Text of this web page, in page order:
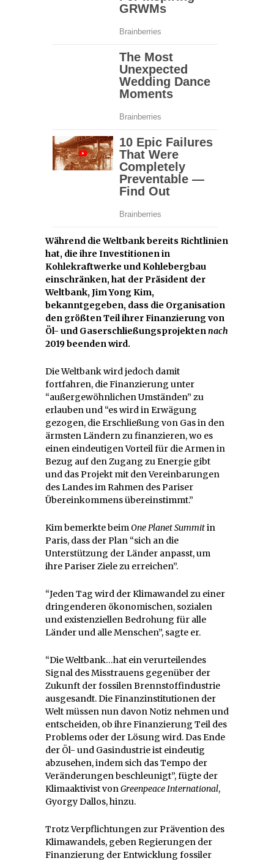
Während die Weltbank bereits Richtlinien
hat, die ihre Investitionen in
Kohlekraftwerke und Kohlebergbau
einschränken, hat der Präsident der
Weltbank, Jim Yong Kim,
bekanntgegeben, dass die Organisation
den größten Teil ihrer Finanzierung von
Öl- und Gaserschließungsprojektennach
2019 beenden wird.
Die Weltbank wird jedoch damit
fortfahren, die Finanzierung unter
“außergewöhnlichen Umständen” zu
erlauben und “es wird in Erwägung
gezogen, die Erschließung von Gas in den
ärmsten Ländern zu finanzieren, wo es
einen eindeutigen Vorteil für die Armen in
Bezug auf den Zugang zu Energie gibt
und das Projekt mit den Vereinbarungen
des Landes im Rahmen des Pariser
Übereinkommens übereinstimmt.”
Kim bemerkte beimOne Planet Summitin
Paris, dass der Plan “sich an die
Unterstützung der Länder anpasst, um
ihre Pariser Ziele zu erreichen”.
“Jeden Tag wird der Klimawandel zu einer
dringenderen ökonomischen, sozialen
und existenziellen Bedrohung für alle
Länder und alle Menschen”, sagte er.
“Die Weltbank…hat ein verurteilendes
Signal des Misstrauens gegenüber der
Zukunft der fossilen Brennstoffindustrie
ausgesandt. Die Finanzinstitutionen der
Welt müssen nun davon Notiz nehmen und
entscheiden, ob ihre Finanzierung Teil des
Problems oder der Lösung wird. Das Ende
der Öl- und Gasindustrie ist eindeutig
abzusehen, indem sich das Tempo der
Veränderungen beschleunigt”, fügte der
Klimaaktivist vonGreenpeace International,
Gyorgy Dallos, hinzu.
Trotz Verpflichtungen zur Prävention des
Klimawandels, geben Regierungen der
Finanzierung der Entwicklung fossiler